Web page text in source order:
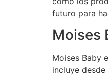
futuro para
Moises
Moises Baby
incluye